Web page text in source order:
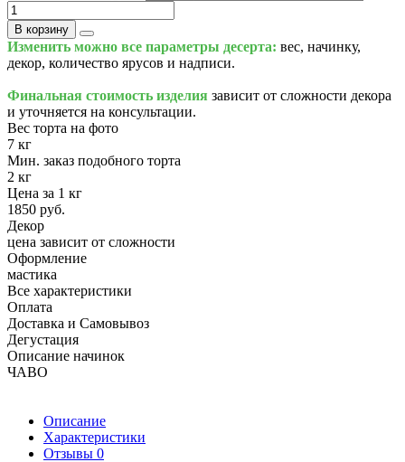
В корзину
Изменить можно все параметры десерта: вес, начинку,
декор, количество ярусов и надписи.
Финальная стоимость изделия зависит от сложности декора
и уточняется на консультации.
Вес торта на фото
7 кг
Мин. заказ подобного торта
2 кг
Цена за 1 кг
1850 руб.
Декор
цена зависит от сложности
Оформление
мастика
Все характеристики
Оплата
Доставка и Самовывоз
Дегустация
Описание начинок
ЧАВО
Описание
Характеристики
Отзывы 0